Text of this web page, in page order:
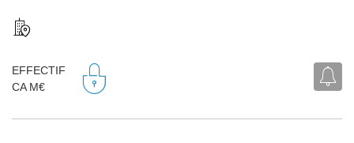
EFFECTIF
CA M€